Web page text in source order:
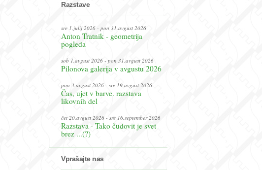
Razstave
sre 1.julij 2026 - pon 31.avgust 2026
Anton Tratnik - geometrija
pogleda
sob 1.avgust 2026 - pon 31.avgust 2026
Pilonova galerija v avgustu 2026
pon 3.avgust 2026 - sre 19.avgust 2026
Čas, ujet v barve. razstava
likovnih del
čet 20.avgust 2026 - sre 16.september 2026
Razstava - Tako čudovit je svet
brez ...(?)
Vprašajte nas